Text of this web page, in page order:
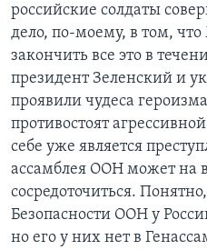
российские солдаты
дело, по-моему, в том,
закончить все это в
президент Зеленский и
проявили чудеса
противостоят
себе уже является
ассамблея ООН может на
сосредоточиться.
Безопасности ООН у
но его у них нет в